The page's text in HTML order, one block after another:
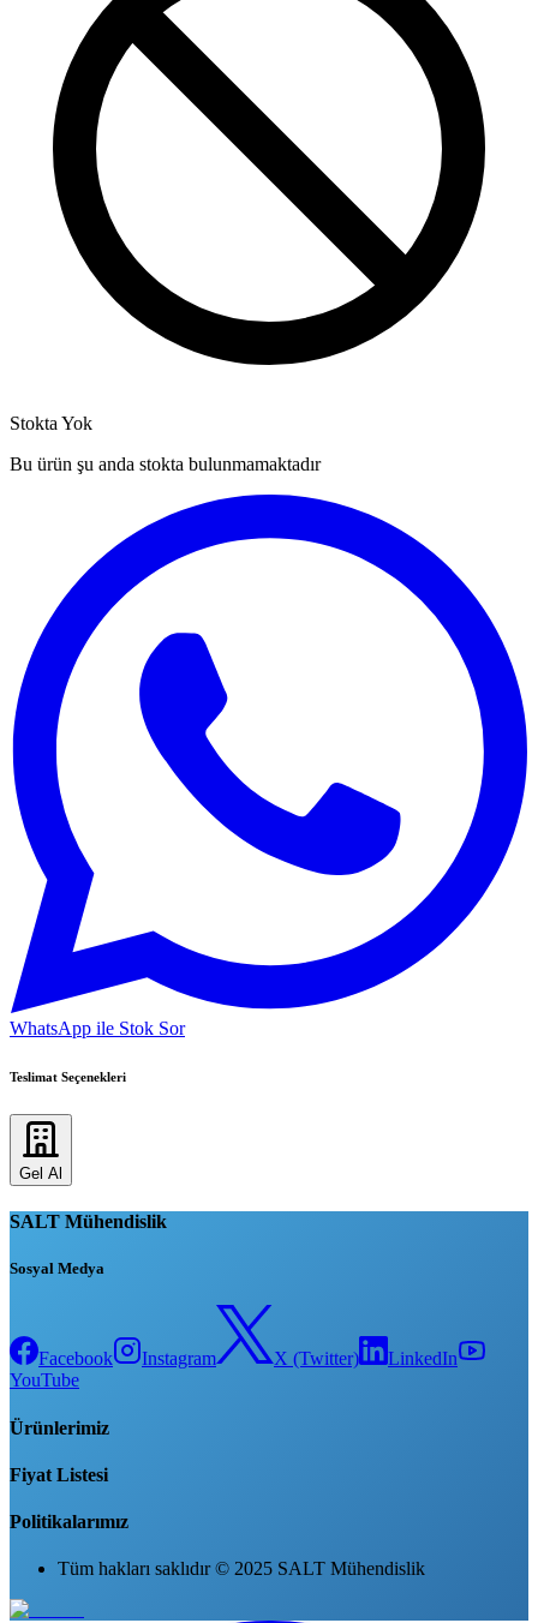
Stokta Yok
Bu ürün şu anda stokta bulunmamaktadır
WhatsApp ile Stok Sor
Teslimat Seçenekleri
Gel Al
SALT Mühendislik
Sosyal Medya
Facebook Instagram X (Twitter)
LinkedIn
YouTube
Ürünlerimiz
Fiyat Listesi
Politikalarımız
Tüm hakları saklıdır © 2025 SALT Mühendislik